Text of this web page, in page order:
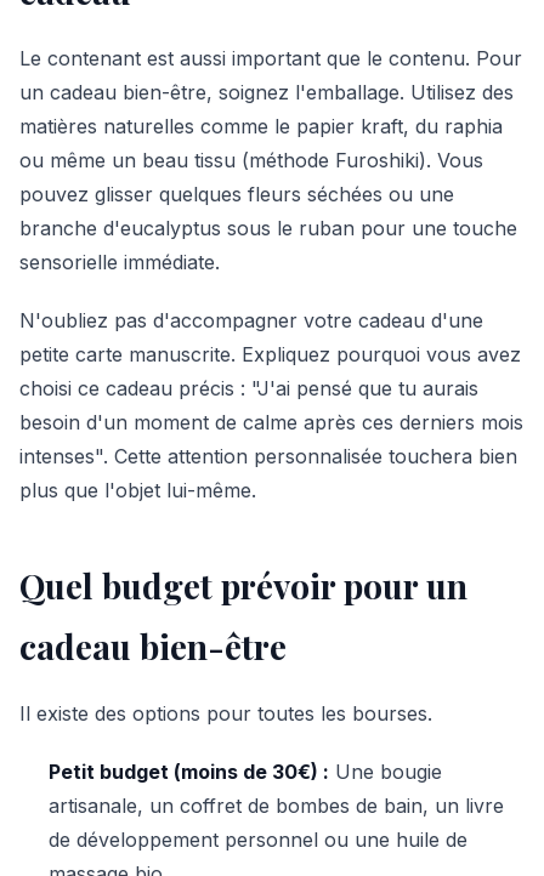
Le contenant est aussi important que le contenu. Pour
un cadeau bien-être, soignez l'emballage. Utilisez des
matières naturelles comme le papier kraft, du raphia
ou même un beau tissu (méthode Furoshiki). Vous
pouvez glisser quelques fleurs séchées ou une
branche d'eucalyptus sous le ruban pour une touche
sensorielle immédiate.
N'oubliez pas d'accompagner votre cadeau d'une
petite carte manuscrite. Expliquez pourquoi vous avez
choisi ce cadeau précis : "J'ai pensé que tu aurais
besoin d'un moment de calme après ces derniers mois
intenses". Cette attention personnalisée touchera bien
plus que l'objet lui-même.
Quel budget prévoir pour un
cadeau bien-être
Il existe des options pour toutes les bourses.
Petit budget (moins de 30€) : Une bougie
artisanale, un coffret de bombes de bain, un livre
de développement personnel ou une huile de